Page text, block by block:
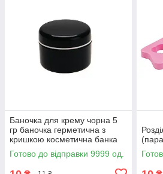
Баночка для крему чорна 5
гр баночка герметична з
кришкою косметична банка
пластикова креманка 5 мл
Готово до відправки 9999 од.